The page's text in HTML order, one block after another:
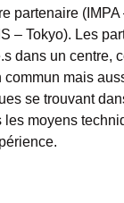
partenaire
– Tokyo). Les
dans un centre,
mais
se trouvant
les moyens